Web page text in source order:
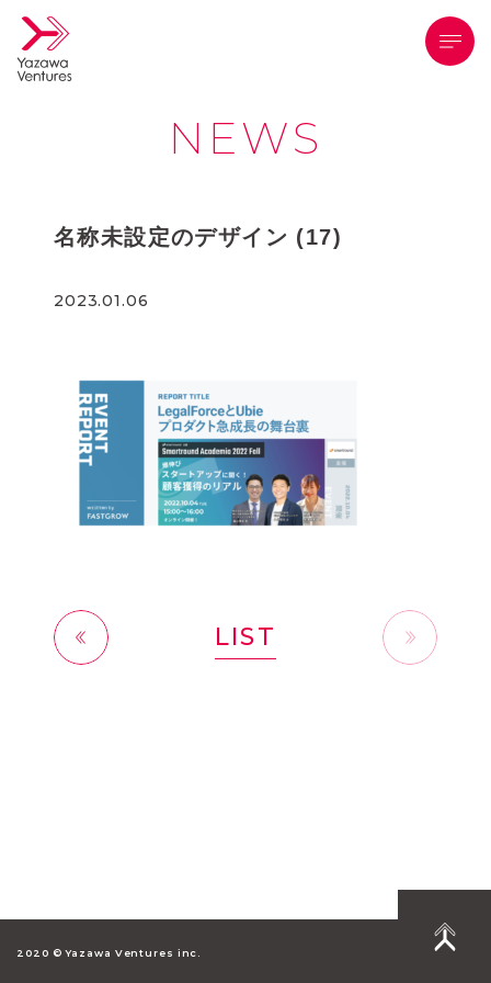
NEWS
名称未設定のデザイン (17)
2023.01.06
前へ LIST
2020 © Yazawa Ventures inc.
メニ